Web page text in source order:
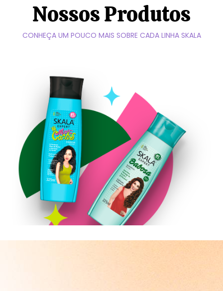
Nossos Produtos
CONHEÇA UM POUCO MAIS SOBRE CADA LINHA SKALA